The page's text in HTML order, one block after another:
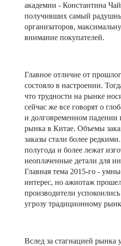
академии - Константина
получивших самый
организаторов,
внимание покупателей.
Главное отличие от
состояло в настроении.
что трудности на рынке
сейчас же все говорят о
и долговременном падении
рынка в Китае. Объемы
заказы стали более
полугода и более лежат
неоплаченные детали для
Главная тема 2015-го -
интерес, но ажиотаж
производители
угрозу традиционному
Вслед за стагнацией рынка